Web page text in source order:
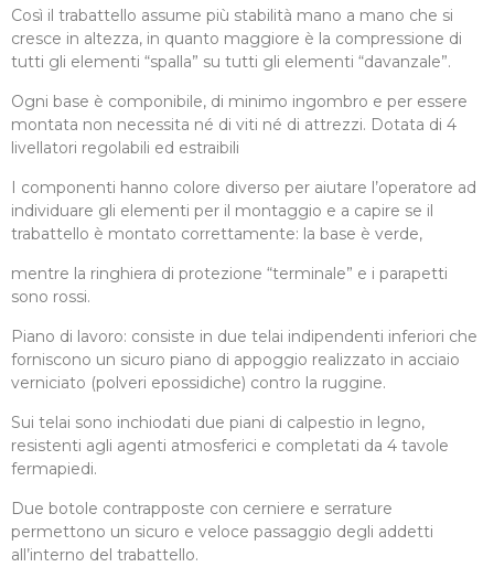
Così il trabattello assume più stabilità mano a mano che si
cresce in altezza, in quanto maggiore è la compressione di
tutti gli elementi “spalla” su tutti gli elementi “davanzale”.
Ogni base è componibile, di minimo ingombro e per essere
montata non necessita né di viti né di attrezzi. Dotata di 4
livellatori regolabili ed estraibili
I componenti hanno colore diverso per aiutare l’operatore ad
individuare gli elementi per il montaggio e a capire se il
trabattello è montato correttamente: la base è verde,
mentre la ringhiera di protezione “terminale” e i parapetti
sono rossi.
Piano di lavoro: consiste in due telai indipendenti inferiori che
forniscono un sicuro piano di appoggio realizzato in acciaio
verniciato (polveri epossidiche) contro la ruggine.
Sui telai sono inchiodati due piani di calpestio in legno,
resistenti agli agenti atmosferici e completati da 4 tavole
fermapiedi.
Due botole contrapposte con cerniere e serrature
permettono un sicuro e veloce passaggio degli addetti
all’interno del trabattello.